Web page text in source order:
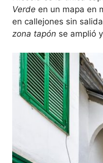
Verde en un mapa en
en callejones sin
zona tapón se amplió